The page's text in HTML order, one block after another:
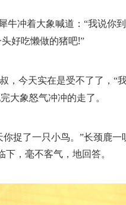
牛冲着大象喊道：“我说你
好吃懒做的猪吧!”
，今天实在是受不了了，“
大象怒气冲冲的走了。
你捉了一只小鸟。”长颈鹿
下，毫不客气，地回答。